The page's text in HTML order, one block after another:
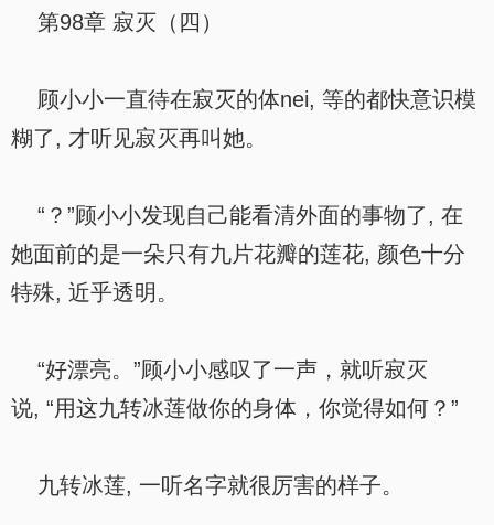
第98章 寂灭（四）
顾小小一直待在寂灭的体nei, 等的都快意识模
糊了, 才听见寂灭再叫她。
“？”顾小小发现自己能看清外面的事物了, 在
她面前的是一朵只有九片花瓣的莲花, 颜色十分
特殊, 近乎透明。
“好漂亮。”顾小小感叹了一声，就听寂灭
说, “用这九转冰莲做你的身体，你觉得如何？”
九转冰莲, 一听名字就很厉害的样子。